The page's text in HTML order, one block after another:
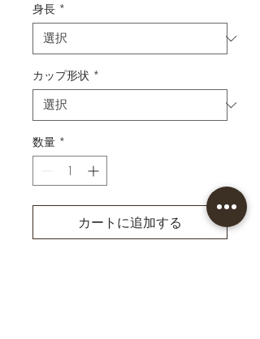
身長 *
カップ形状 *
数量 *
カートに追加する